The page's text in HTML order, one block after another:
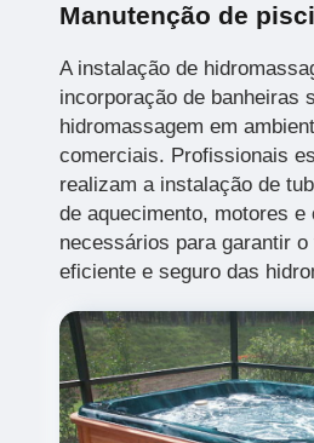
Manutenção de
A instalação de
incorporação de banheiras
hidromassagem em
comerciais. Profissionais
realizam a instalação de
de aquecimento, motores e
necessários para garantir o
eficiente e seguro das